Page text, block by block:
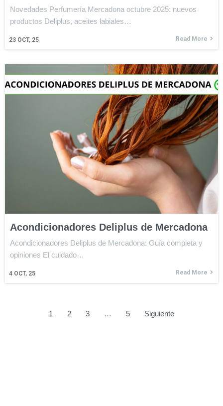
23 OCT, 25
Novedades Perfumería Mercadona octubre 2025: nuevos
productos Deliplus, aceites labiales…
Read More
Acondicionadores Deliplus de Mercadona
4 OCT, 25
Acondicionadores Deliplus de Mercadona: Guía completa y
opiniones El cuidado…
Read More
1 2 3 … 5 Siguiente